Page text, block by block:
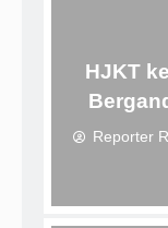
HJKT
Reporter